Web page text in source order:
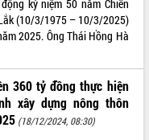
kỷ niệm 50 năm Chiến
(10/3/1975 – 10/3/2025)
2025. Ông Thái Hồng Hà
360 tỷ đồng thực hiện
xây dựng nông thôn
(18/12/2024, 08:30)